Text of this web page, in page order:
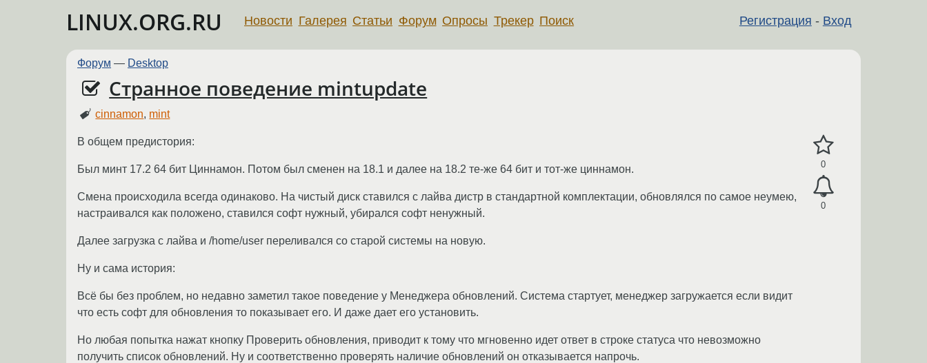
LINUX.ORG.RU Регистрация - Вход
Новости Галерея Статьи Форум Опросы Трекер Поиск
Форум — Desktop
Странное поведение mintupdate
cinnamon, mint
0
0
В общем предистория:
Был минт 17.2 64 бит Циннамон. Потом был сменен на 18.1 и далее на 18.2 те-же 64 бит и тот-же циннамон.
Смена происходила всегда одинаково. На чистый диск ставился с лайва дистр в стандартной комплектации, обновлялся по самое неумею,
настраивался как положено, ставился софт нужный, убирался софт ненужный.
Далее загрузка с лайва и /home/user переливался со старой системы на новую.
Ну и сама история:
Всё бы без проблем, но недавно заметил такое поведение у Менеджера обновлений. Система стартует, менеджер загружается если видит
что есть софт для обновления то показывает его. И даже дает его установить.
Но любая попытка нажат кнопку Проверить обновления, приводит к тому что мгновенно идет ответ в строке статуса что невозможно
получить список обновлений. Ну и соответственно проверять наличие обновлений он отказывается напрочь.